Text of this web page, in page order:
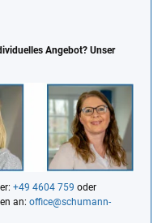
Angebot? Unser
+49 4604 759 oder
an: office@schumann-